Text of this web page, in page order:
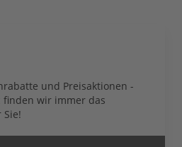
und Preisaktionen -
finden wir immer das